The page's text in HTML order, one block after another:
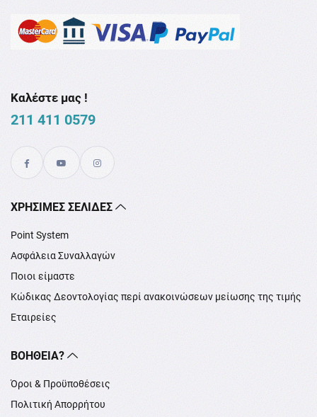
Καλέστε μας !
211 411 0579
XΡΉΣΙΜΕΣ ΣΕΛΊΔΕΣ
Point System
Ασφάλεια Συναλλαγών
Ποιοι είμαστε
Κώδικας Δεοντολογίας περί ανακοινώσεων μείωσης της τιμής
Εταιρείες
ΒΟΉΘΕΙΑ?
Όροι & Προϋποθέσεις
Πολιτική Απορρήτου